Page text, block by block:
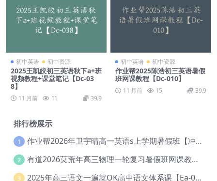
初中英语 初中资源
2025王凯皎初三英语秋下a+班
视频教程+课堂笔记【Dc-03
8】
11 月前 11 39.9
初中英语 初中资源
作业帮2025陈浩初三英语暑假
班网课教程【Dc-010】
11 月前 15 39.9
排行榜展示
1 作业帮2026年卫宇晴高一英语s上学期暑假班【冲顶班】【Ec-003】
2 有道2026莫荒年高三物理一轮复习暑假班网课教程【Ef-044】
3 2025年高三语文一遍就OK高中语文体系课【Ea-028】